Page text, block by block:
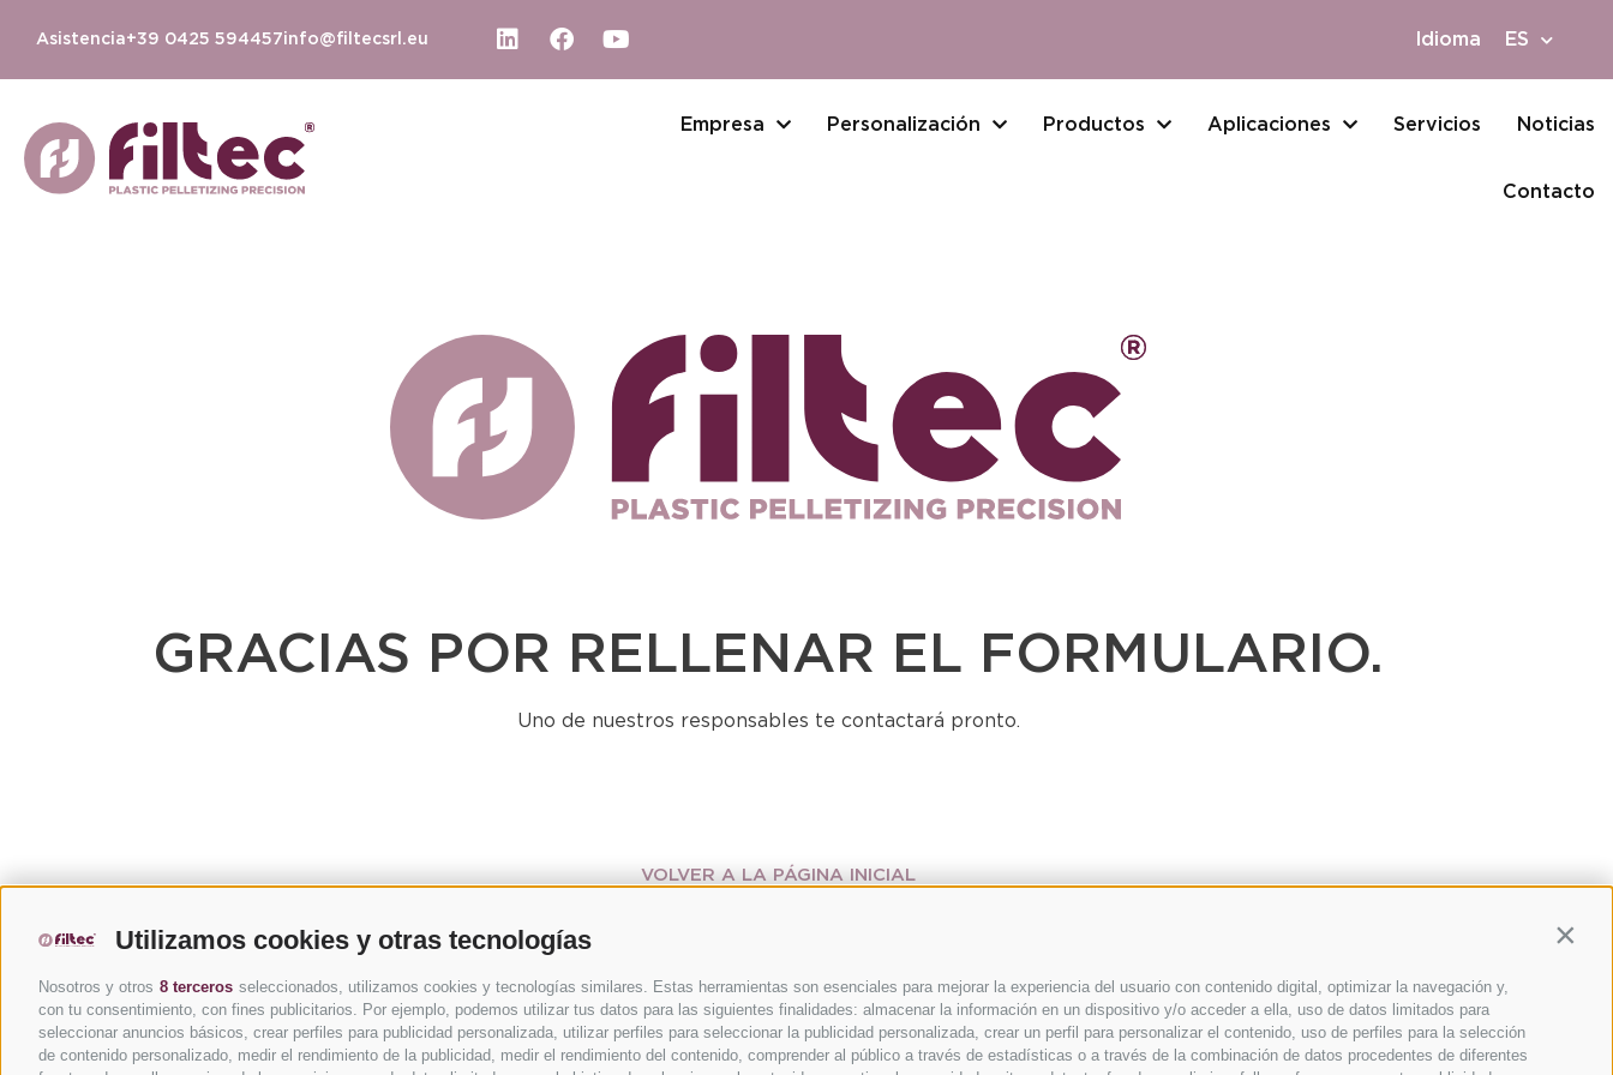
Utilizamos cookies y otras tecnologías
Nosotros y otros 8 terceros seleccionados, utilizamos cookies y tecnologías similares. Estas herramientas son esenciales para mejorar la experiencia del usuario con contenido digital, optimizar la navegación y,
con tu consentimiento, con fines publicitarios. Por ejemplo, podemos utilizar tus datos para las siguientes finalidades: almacenar la información en un dispositivo y/o acceder a ella, uso de datos limitados para
seleccionar anuncios básicos, crear perfiles para publicidad personalizada, utilizar perfiles para seleccionar la publicidad personalizada, crear un perfil para personalizar el contenido, uso de perfiles para la selección
de contenido personalizado, medir el rendimiento de la publicidad, medir el rendimiento del contenido, comprender al público a través de estadísticas o a través de la combinación de datos procedentes de diferentes
Asistencia+39 0425 594457info@filtecsrl.eu Idioma ES
Empresa Personalización Productos Aplicaciones Servicios Noticias
Contacto
GRACIAS POR RELLENAR EL FORMULARIO.
Uno de nuestros responsables te contactará pronto.
VOLVER A LA PÁGINA INICIAL